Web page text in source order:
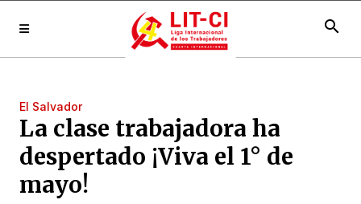
search
El Salvador
La clase trabajadora ha
despertado ¡Viva el 1° de
mayo!